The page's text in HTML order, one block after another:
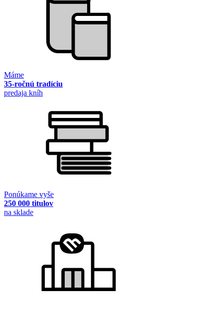
Máme
35-ročnú tradíciu
predaja kníh
Ponúkame vyše
250 000 titulov
na sklade